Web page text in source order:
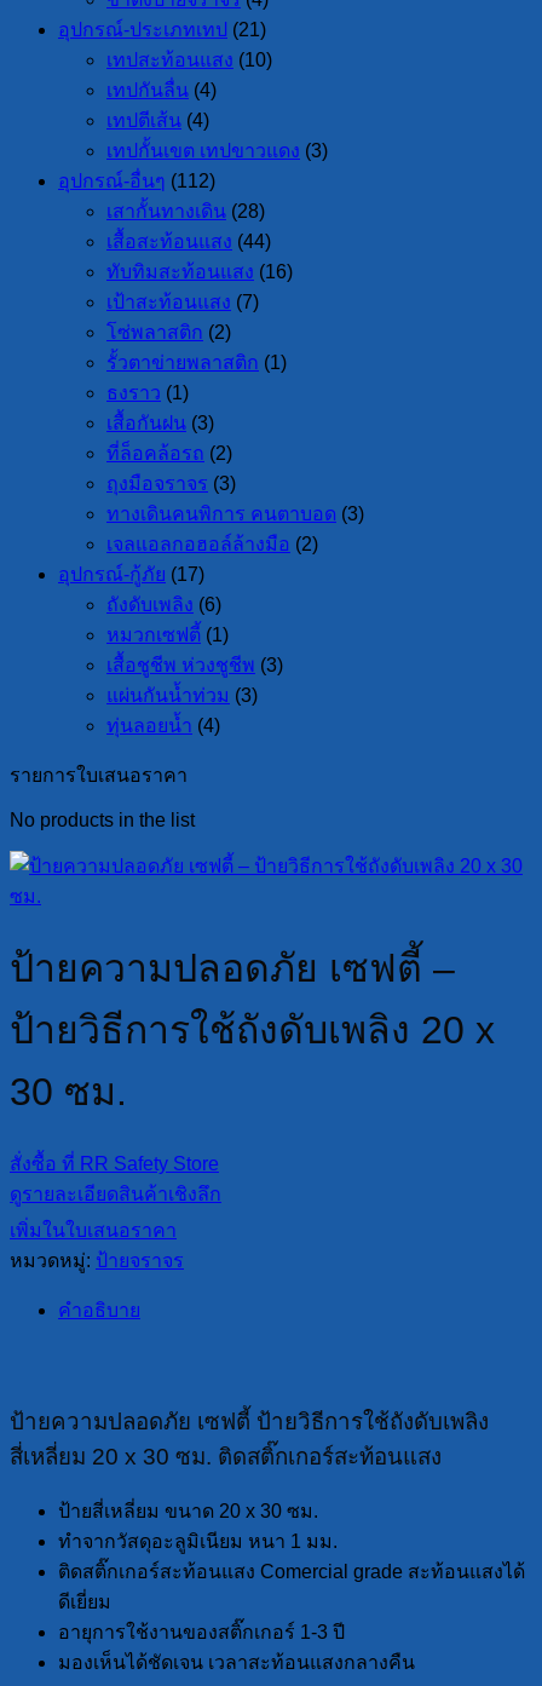
อุปกรณ์-ประเภทเทป
(21)
เทปสะท้อนแสง (10)
เทปกันลื่น (4)
เทปตีเส้น (4)
เทปกั้นเขต เทปขาวแดง (3)
อุปกรณ์-อื่นๆ (112)
เสากั้นทางเดิน (28)
เสื้อสะท้อนแสง (44)
ทับทิมสะท้อนแสง (16)
เป้าสะท้อนแสง (7)
โซ่พลาสติก (2)
รั้วตาข่ายพลาสติก (1)
ธงราว (1)
เสื้อกันฝน (3)
ที่ล็อคล้อรถ (2)
ถุงมือจราจร (3)
ทางเดินคนพิการ คนตาบอด (3)
เจลแอลกอฮอล์ล้างมือ (2)
อุปกรณ์-กู้ภัย (17)
ถังดับเพลิง (6)
หมวกเซฟตี้ (1)
เสื้อชูชีพ ห่วงชูชีพ (3)
แผ่นกันน้ำท่วม (3)
ทุ่นลอยน้ำ (4)
รายการใบเสนอราคา
No products in the list
ป้ายความปลอดภัย เซฟตี้ –
ป้ายวิธีการใช้ถังดับเพลิง 20 x
30 ซม.
สั่งซื้อ ที่ RR Safety Store
ดูรายละเอียดสินค้าเชิงลึก
เพิ่มในใบเสนอราคา
หมวดหมู่: ป้ายจราจร
คำอธิบาย
ป้ายความปลอดภัย เซฟตี้ ป้ายวิธีการใช้ถังดับเพลิง
สี่เหลี่ยม 20 x 30 ซม. ติดสติ๊กเกอร์สะท้อนแสง
ป้ายสี่เหลี่ยม ขนาด 20 x 30 ซม.
ทำจากวัสดุอะลูมิเนียม หนา 1 มม.
ติดสติ๊กเกอร์สะท้อนแสง Comercial grade สะท้อนแสงได้
ดีเยี่ยม
อายุการใช้งานของสติ๊กเกอร์ 1-3 ปี
มองเห็นได้ชัดเจน เวลาสะท้อนแสงกลางคืน